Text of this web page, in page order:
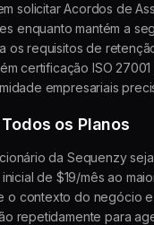
solicitar Acordos de
enquanto mantém a
os requisitos de
certificação ISO
empresariais
os Planos
da Sequenzy
de $19/mês ao
o contexto do negócio
repetidamente para